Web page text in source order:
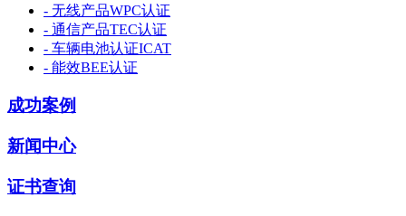
- 无线产品WPC认证
- 通信产品TEC认证
- 车辆电池认证ICAT
- 能效BEE认证
成功案例
新闻中心
证书查询